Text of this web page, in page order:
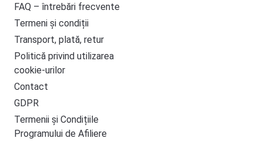
FAQ – întrebări frecvente
Termeni și condiții
Transport, plată, retur
Politică privind utilizarea
cookie-urilor
Contact
GDPR
Termenii și Condițiile
Programului de Afiliere